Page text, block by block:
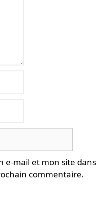
e-mail et mon site dans
commentaire.